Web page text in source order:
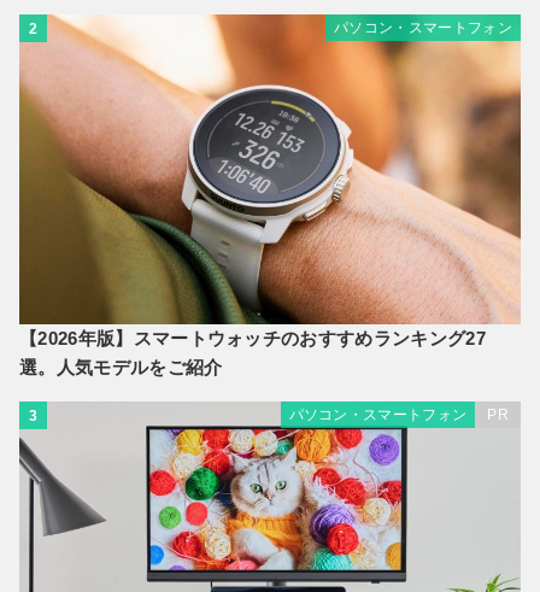
2 パソコン・スマートフォン
【2026年版】スマートウォッチのおすすめランキング27
選。人気モデルをご紹介
3 パソコン・スマートフォン PR